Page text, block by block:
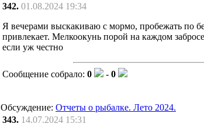
342. 01.08.2024 19:34
Я вечерами выскакиваю с мормо, пробежать по
привлекает. Мелкоокунь порой на каждом
если уж честно
Сообщение собрало: 0 - 0
Обсуждение: Отчеты о рыбалке. Лето 2024.
343. 14.07.2024 15:31